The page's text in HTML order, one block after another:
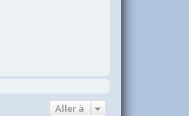
Aller à